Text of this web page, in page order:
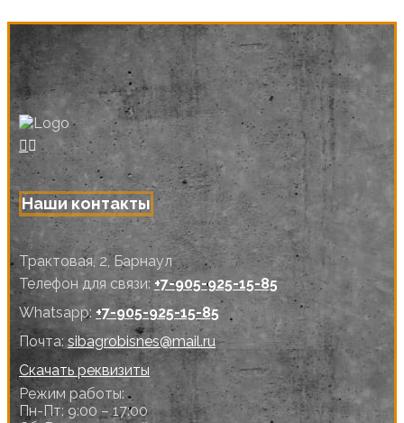
Наши контакты
Трактовая, 2, Барнаул
Телефон для связи: +7-905-925-15-85
Whatsapp: +7-905-925-15-85
Почта:sibagrobisnes@mail.ru
Скачать реквизиты
Режим работы:
Пн-Пт: 9:00 – 17:00